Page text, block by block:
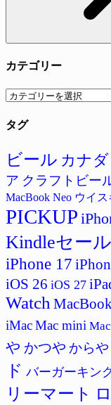
カテゴリー
カ
ゴ
ー
タグ
ビール カナダ
ア クラフトビー
MacBook Neo ウイス
PICKUP
Kindleセール
iPhone 17
iOS 26 iOS 27
Watch
iMacMac mini
や かつや からや
ド バーガーキン
リーマート